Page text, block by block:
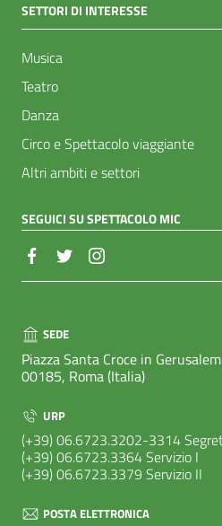
SETTORI DI INTERESSE
Musica
Teatro
Danza
Circo e Spettacolo viaggiante
Altri ambiti e settori
SEGUICI SU SPETTACOLO MIC
SEDE
Piazza Santa Croce in
00185, Roma (Italia)
URP
(+39) 06.6723.3202-3314
(+39) 06.6723.3364 Servizio I
(+39) 06.6723.3379 Servizio II
POSTA ELETTRONICA